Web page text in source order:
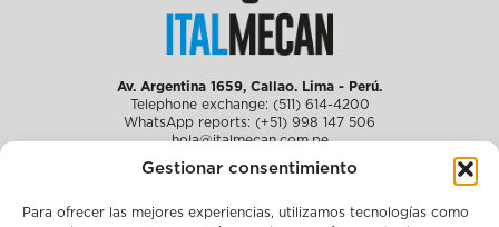
Gestionar consentimiento
Para ofrecer las mejores experiencias, utilizamos tecnologías como
Av. Argentina 1659, Callao. Lima - Perú.
Telephone exchange: (511) 614-4200
WhatsApp reports: (+51) 998 147 506
hola@italmecan.com.pe
About us